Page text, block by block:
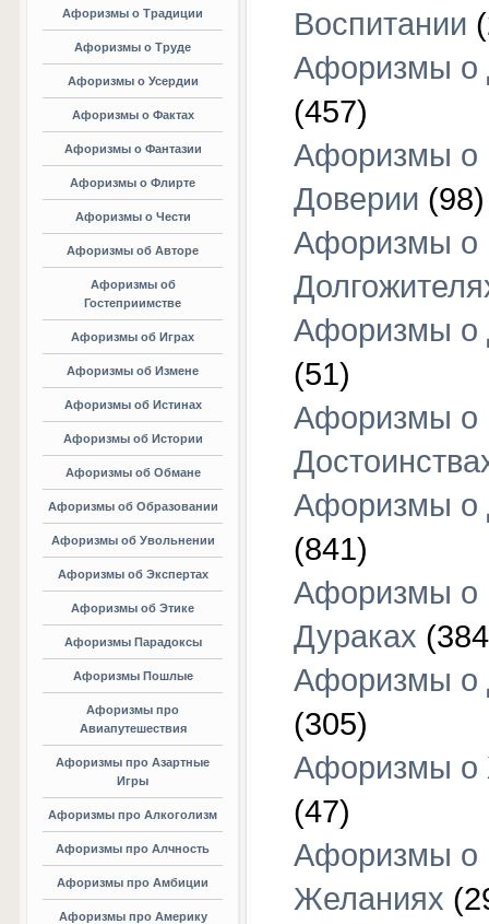
Афоризмы о Традиции
Афоризмы о Труде
Афоризмы о Усердии
Афоризмы о Фактах
Афоризмы о Фантазии
Афоризмы о Флирте
Афоризмы о Чести
Афоризмы об Авторе
Афоризмы об
Гостеприимстве
Афоризмы об Играх
Афоризмы об Измене
Афоризмы об Истинах
Афоризмы об Истории
Афоризмы об Обмане
Афоризмы об Образовании
Афоризмы об Увольнении
Афоризмы об Экспертах
Афоризмы об Этике
Афоризмы Парадоксы
Афоризмы Пошлые
Афоризмы про
Авиапутешествия
Афоризмы про Азартные
Игры
Афоризмы про Алкоголизм
Афоризмы про Алчность
Афоризмы про Амбиции
Афоризмы про Америку
Воспитании
Афоризмы о
(457)
Афоризмы о
Доверии (98)
Афоризмы о
Афоризмы о
(51)
Афоризмы о
Афоризмы о
(841)
Афоризмы о
Дураках
Афоризмы о
(305)
Афоризмы
(47)
Афоризмы о
Желаниях